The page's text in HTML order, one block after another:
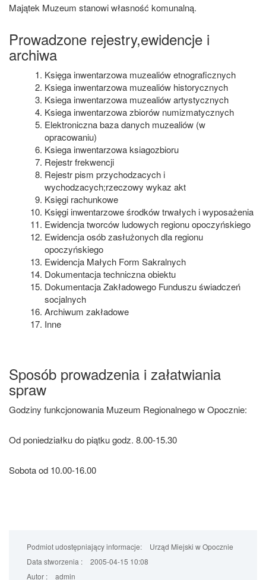
Majątek Muzeum stanowi własność komunalną.
Prowadzone rejestry,ewidencje i
archiwa
Księga inwentarzowa muzealiów etnograficznych
Ksiega inwentarzowa muzealiów historycznych
Ksiega inwentarzowa muzealiów artystycznych
Ksiega inwentarzowa zbiorów numizmatycznych
Elektroniczna baza danych muzealiów (w
opracowaniu)
Ksiega inwentarzowa ksiagozbioru
Rejestr frekwencji
Rejestr pism przychodzacych i
wychodzacych;rzeczowy wykaz akt
Księgi rachunkowe
Księgi inwentarzowe środków trwałych i wyposażenia
Ewidencja tworców ludowych regionu opoczyńskiego
Ewidencja osób zasłużonych dla regionu
opoczyńskiego
Ewidencja Małych Form Sakralnych
Dokumentacja techniczna obiektu
Dokumentacja Zakładowego Funduszu świadczeń
socjalnych
Archiwum zakładowe
Inne
Sposób prowadzenia i załatwiania
spraw
Godziny funkcjonowania Muzeum Regionalnego w Opocznie:
Od poniedziałku do piątku godz. 8.00-15.30
Sobota od 10.00-16.00
Podmiot udostępniający informacje:
Urząd Miejski w Opocznie
Data stworzenia :
2005-04-15 10:08
Autor :
admin